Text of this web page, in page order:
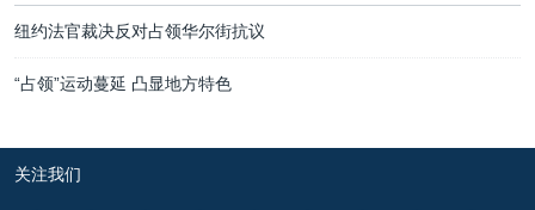
纽约法官裁决反对占领华尔街抗议
“占领”运动蔓延 凸显地方特色
关注我们